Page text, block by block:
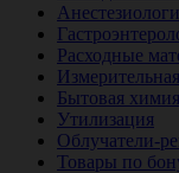
Расходные
Бытовая
Утилизация
Облучатели-
Товары по